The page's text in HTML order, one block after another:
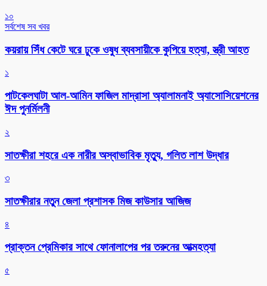
১০
সর্বশেষ সব খবর
কয়রায় সিঁধ কেটে ঘরে ঢুকে ওষুধ ব্যবসায়ীকে কুপিয়ে হত্যা, স্ত্রী আহত
১
পাটকেলঘাটা আল-আমিন ফাজিল মাদ্রাসা অ্যালামনাই অ্যাসোসিয়েশনের
ঈদ পুনর্মিলনী
২
সাতক্ষীরা শহরে এক নারীর অস্বাভাবিক মৃত্যু, গলিত লাশ উদ্ধার
৩
সাতক্ষীরার নতুন জেলা প্রশাসক মিজ কাউসার আজিজ
৪
প্রাক্তন প্রেমিকার সাথে ফোনালাপের পর তরুনের আত্মহত্যা
৫